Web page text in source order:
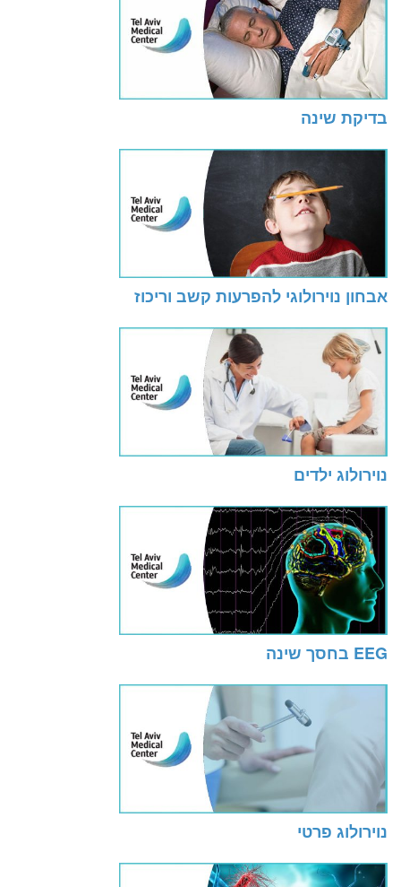
בדיקת שינה
אבחון נוירולוגי להפרעות קשב וריכוז
נוירולוג ילדים
EEG בחסך שינה
נוירולוג פרטי